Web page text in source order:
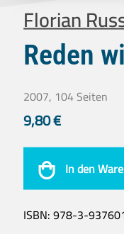
Florian
Reden
2007, 104 Seiten
9,80€
In den
ISBN:978-3-